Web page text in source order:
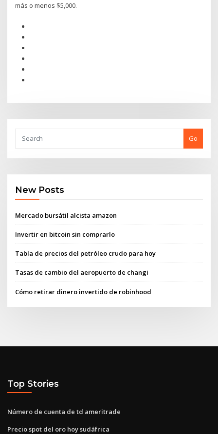
más o menos $5,000.
Go
New Posts
Mercado bursátil alcista amazon
Invertir en bitcoin sin comprarlo
Tabla de precios del petróleo crudo para hoy
Tasas de cambio del aeropuerto de changi
Cómo retirar dinero invertido de robinhood
Top Stories
Número de cuenta de td ameritrade
Precio spot del oro hoy sudáfrica